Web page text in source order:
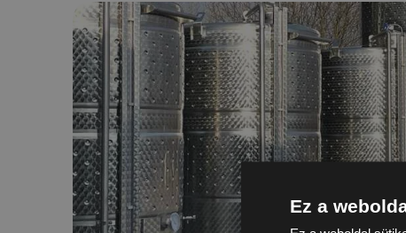
Ez a